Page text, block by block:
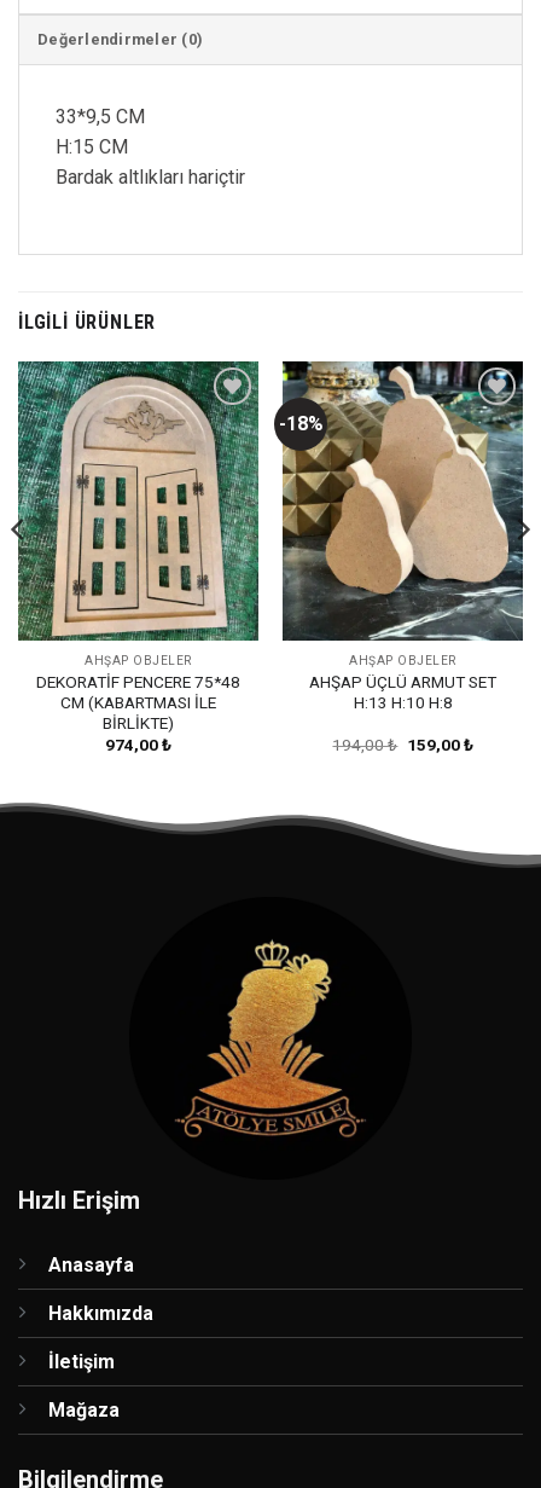
Değerlendirmeler (0)
33*9,5 CM
H:15 CM
Bardak altlıkları hariçtir
İLGILI ÜRÜNLER
Favorilerime
Ekle
AHŞAP OBJELER
DEKORATİF PENCERE 75*48
CM (KABARTMASI İLE
BİRLİKTE)
974,00₺
-18%
Favorilerime
Ekle
AHŞAP OBJELER
AHŞAP ÜÇLÜ ARMUT SET
H:13 H:10 H:8
194,00₺ Orijinal
fiyat:
159,00₺Şu
Hızlı Erişim
Anasayfa
Hakkımızda
İletişim
Mağaza
Bilgilendirme